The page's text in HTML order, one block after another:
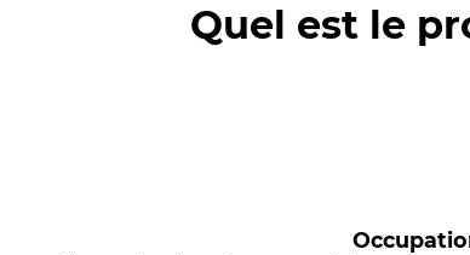
Quel est le